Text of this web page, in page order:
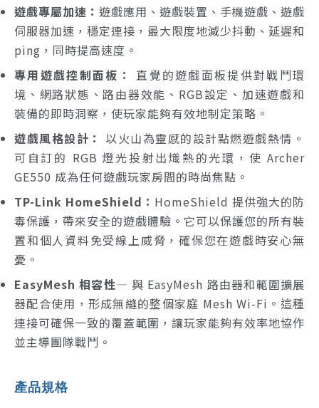
遊戲專屬加速： 遊戲應用、遊戲裝置、手機遊戲、遊戲
伺服器加速，穩定連接，最大限度地減少抖動、延遲和
ping，同時提高速度。
專用遊戲控制面板：直覺的遊戲面板提供對戰鬥環
境、網路狀態、路由器效能、RGB設定、加速遊戲和
裝備的即時洞察，使玩家能夠有效地制定策略。
遊戲風格設計：
以火山為靈感的設計點燃遊戲熱情。
可自訂的 RGB 燈光投射出熾熱的光環，使 Archer
GE550 成為任何遊戲玩家房間的時尚焦點。
TP-Link HomeShield： HomeShield 提供強大的防
毒保護，帶來安全的遊戲體驗。它可以保護您的所有裝
置和個人資料免受線上威脅，確保您在遊戲時安心無
憂。
EasyMesh 相容性— 與 EasyMesh 路由器和範圍擴展
器配合使用，形成無縫的整個家庭 Mesh Wi-Fi。這種
連接可確保一致的覆蓋範圍，讓玩家能夠有效率地協作
並主導團隊戰鬥。
產品規格